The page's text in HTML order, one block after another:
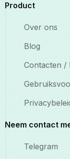
Product
Over ons
Blog
Contacten /
Neem contact
Telegram